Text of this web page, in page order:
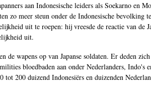
aan Indonesische leiders als Soekarno
zo meer steun onder de Indonesische
uit te roepen: hij vreesde de reactie van
uit.
de wapens op van Japanse soldaten. Er deden
bloedbaden aan onder Nederlanders,
200 duizend Indonesiërs en duizenden